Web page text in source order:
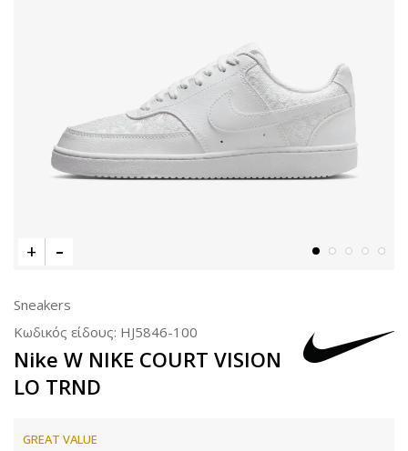
Sneakers
Κωδικός είδους: HJ5846-100
Nike W NIKE COURT VISION
LO TRND
GREAT VALUE